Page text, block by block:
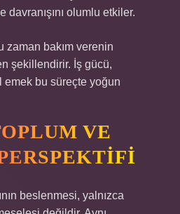
davranışını olumlu etkiler.
zaman bakım verenin
şekillendirir. İş gücü,
emek bu süreçte yoğun
VE
beslenmesi, yalnızca